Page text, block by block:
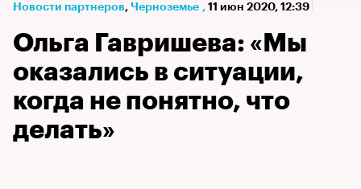
Новости партнеров⁠, Черноземье , 11 июн 2020, 12:39
Ольга Гавришева: «Мы
оказались в ситуации,
когда не понятно, что
делать»